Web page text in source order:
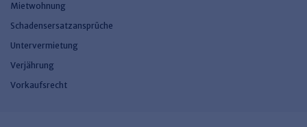
Mietwohnung
Schadensersatzansprüche
Untervermietung
Verjährung
Vorkaufsrecht